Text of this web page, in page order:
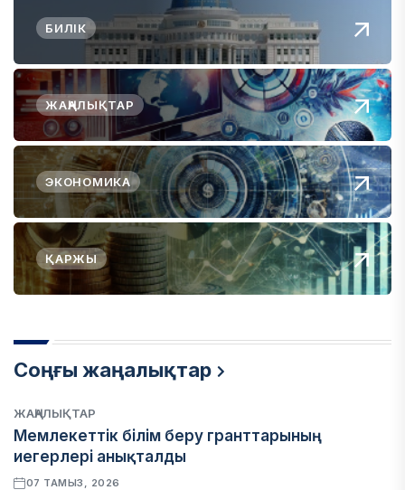
БИЛІК
ЖАҢАЛЫҚТАР
ЭКОНОМИКА
ҚАРЖЫ
Соңғы жаңалықтар
ЖАҢАЛЫҚТАР
Мемлекеттік білім беру гранттарының
иегерлері анықталды
07 ТАМЫЗ, 2026